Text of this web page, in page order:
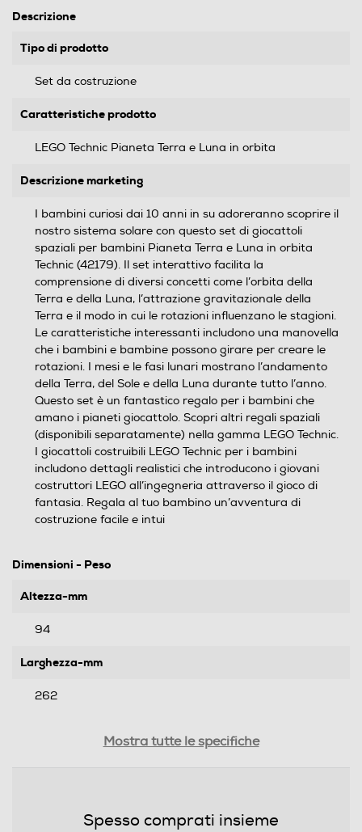
Descrizione
Tipo di prodotto
Set da costruzione
Caratteristiche prodotto
LEGO Technic Pianeta Terra e Luna in orbita
Descrizione marketing
I bambini curiosi dai 10 anni in su adoreranno scoprire il
nostro sistema solare con questo set di giocattoli
spaziali per bambini Pianeta Terra e Luna in orbita
Technic (42179). Il set interattivo facilita la
comprensione di diversi concetti come l’orbita della
Terra e della Luna, l’attrazione gravitazionale della
Terra e il modo in cui le rotazioni influenzano le stagioni.
Le caratteristiche interessanti includono una manovella
che i bambini e bambine possono girare per creare le
rotazioni. I mesi e le fasi lunari mostrano l’andamento
della Terra, del Sole e della Luna durante tutto l’anno.
Questo set è un fantastico regalo per i bambini che
amano i pianeti giocattolo. Scopri altri regali spaziali
(disponibili separatamente) nella gamma LEGO Technic.
I giocattoli costruibili LEGO Technic per i bambini
includono dettagli realistici che introducono i giovani
costruttori LEGO all’ingegneria attraverso il gioco di
fantasia. Regala al tuo bambino un’avventura di
costruzione facile e intui
Dimensioni - Peso
Altezza-mm
94
Larghezza-mm
262
Mostra tutte le specifiche
Spesso comprati insieme